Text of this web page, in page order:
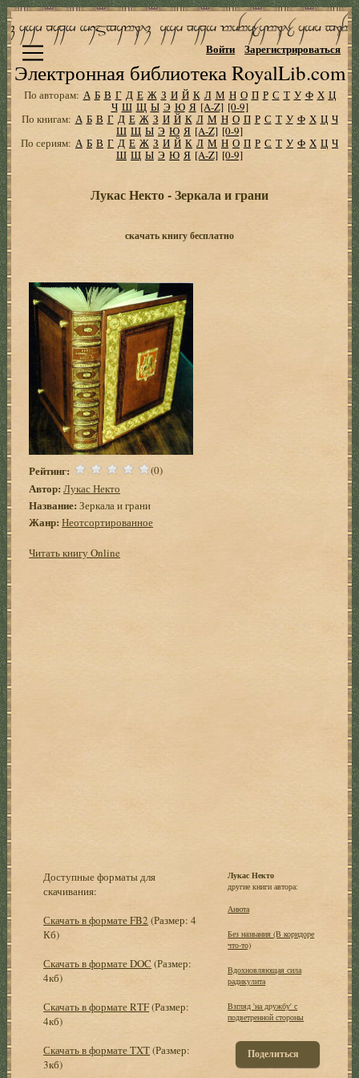
Электронная библиотека RoyalLib.com
Войти Зарегистрироваться
По авторам: А Б В Г Д Е Ж З И Й К Л М Н О П Р С Т У Ф Х Ц
Ч Ш Щ Ы Э Ю Я [A-Z] [0-9]
По книгам: А Б В Г Д Е Ж З И Й К Л М Н О П Р С Т У Ф Х Ц Ч
Ш Щ Ы Э Ю Я [A-Z] [0-9]
По сериям: А Б В Г Д Е Ж З И Й К Л М Н О П Р С Т У Ф Х Ц Ч
Ш Щ Ы Э Ю Я [A-Z] [0-9]
Лукас Некто - Зеркала и грани
скачать книгу бесплатно
Рейтинг: (0)
Автор: Лукас Некто
Название: Зеркала и грани
Жанр: Неотсортированное
Читать книгу Online
Доступные форматы для
скачивания:
Скачать в формате FB2 (Размер: 4
Кб)
Скачать в формате DOC (Размер:
4кб)
Скачать в формате RTF(Размер:
4кб)
Скачать в формате TXT(Размер:
3кб)
Лукас Некто
другие книги автора:
Анюта
Без названия (В коpидоpе
что-то)
Вдохновляющая сила
радикулита
Взгляд 'на дpужбу' с
подветpенной стоpоны
Поделиться